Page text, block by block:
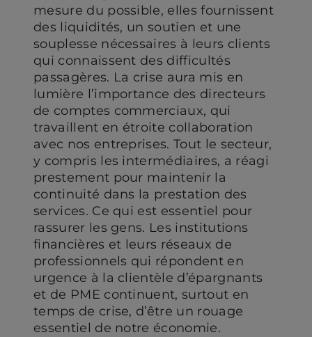
mesure du possible, elles fournissent
des liquidités, un soutien et une
souplesse nécessaires à leurs clients
qui connaissent des difficultés
passagères. La crise aura mis en
lumière l’importance des directeurs
de comptes commerciaux, qui
travaillent en étroite collaboration
avec nos entreprises. Tout le secteur,
y compris les intermédiaires, a réagi
prestement pour maintenir la
continuité dans la prestation des
services. Ce qui est essentiel pour
rassurer les gens. Les institutions
financières et leurs réseaux de
professionnels qui répondent en
urgence à la clientèle d’épargnants
et de PME continuent, surtout en
temps de crise, d’être un rouage
essentiel de notre économie.